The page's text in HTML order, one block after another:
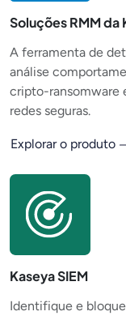
Soluções RMM da
A ferramenta de
análise
cripto-ransomware
redes seguras.
Explorar o produto
Kaseya SIEM
Identifique e